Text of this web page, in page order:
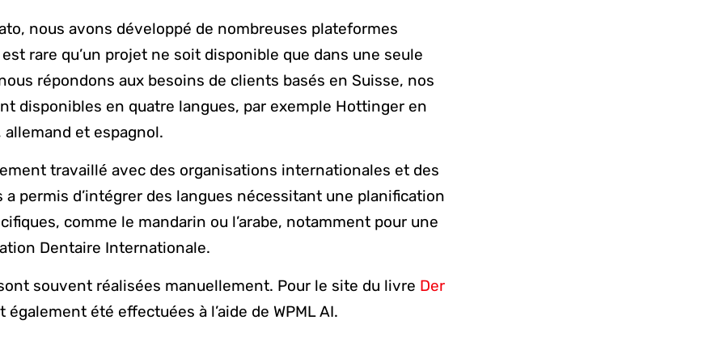
nous avons développé de nombreuses plateformes
rare qu’un projet ne soit disponible que dans une seule
répondons aux besoins de clients basés en Suisse, nos
disponibles en quatre langues, par exemple Hottinger en
et espagnol.
travaillé avec des organisations internationales et des
a permis d’intégrer des langues nécessitant une planification
comme le mandarin ou l’arabe, notamment pour une
Dentaire Internationale.
souvent réalisées manuellement. Pour le site du livre Der
également été effectuées à l’aide de WPML AI.